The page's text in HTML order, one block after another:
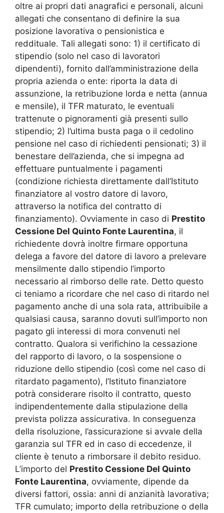
oltre ai propri dati anagrafici e personali, alcuni
allegati che consentano di definire la sua
posizione lavorativa o pensionistica e
reddituale. Tali allegati sono: 1) il certificato di
stipendio (solo nel caso di lavoratori
dipendenti), fornito dall’amministrazione della
propria azienda o ente: riporta la data di
assunzione, la retribuzione lorda e netta (annua
e mensile), il TFR maturato, le eventuali
trattenute o pignoramenti già presenti sullo
stipendio; 2) l’ultima busta paga o il cedolino
pensione nel caso di richiedenti pensionati; 3) il
benestare dell’azienda, che si impegna ad
effettuare puntualmente i pagamenti
(condizione richiesta direttamente dall’Istituto
finanziatore al vostro datore di lavoro,
attraverso la notifica del contratto di
finanziamento). Ovviamente in caso di Prestito
Cessione Del Quinto Fonte Laurentina, il
richiedente dovrà inoltre firmare opportuna
delega a favore del datore di lavoro a prelevare
mensilmente dallo stipendio l’importo
necessario al rimborso delle rate. Detto questo
ci teniamo a ricordare che nel caso di ritardo nel
pagamento anche di una sola rata, attribuibile a
qualsiasi causa, saranno dovuti sull’importo non
pagato gli interessi di mora convenuti nel
contratto. Qualora si verifichino la cessazione
del rapporto di lavoro, o la sospensione o
riduzione dello stipendio (così come nel caso di
ritardato pagamento), l’Istituto finanziatore
potrà considerare risolto il contratto, questo
indipendentemente dalla stipulazione della
prevista polizza assicurativa. In conseguenza
della risoluzione, l’assicurazione si avvale della
garanzia sul TFR ed in caso di eccedenze, il
cliente è tenuto a rimborsare il debito residuo.
L’importo del Prestito Cessione Del Quinto
Fonte Laurentina, ovviamente, dipende da
diversi fattori, ossia: anni di anzianità lavorativa;
TFR cumulato; importo della retribuzione o della